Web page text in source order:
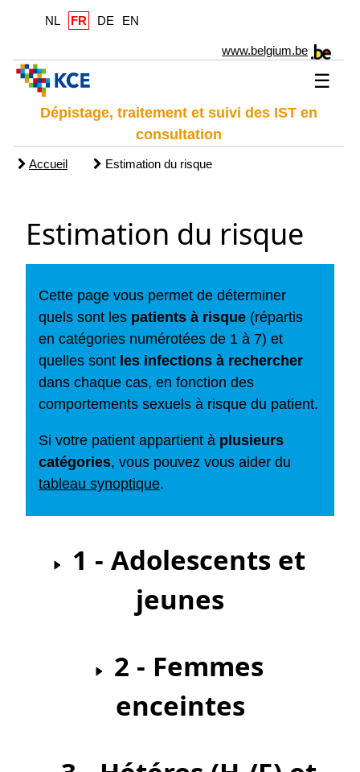
NL FR DE EN
www.belgium.be
☰
Dépistage, traitement et suivi des IST en
consultation
Accueil Estimation du risque
Estimation du risque
Cette page vous permet de déterminer
quels sont les patients à risque (répartis
en catégories numérotées de 1 à 7) et
quelles sont les infections à rechercher
dans chaque cas, en fonction des
comportements sexuels à risque du patient.
Si votre patient appartient à plusieurs
catégories, vous pouvez vous aider du
tableau synoptique.
jeunes
enceintes